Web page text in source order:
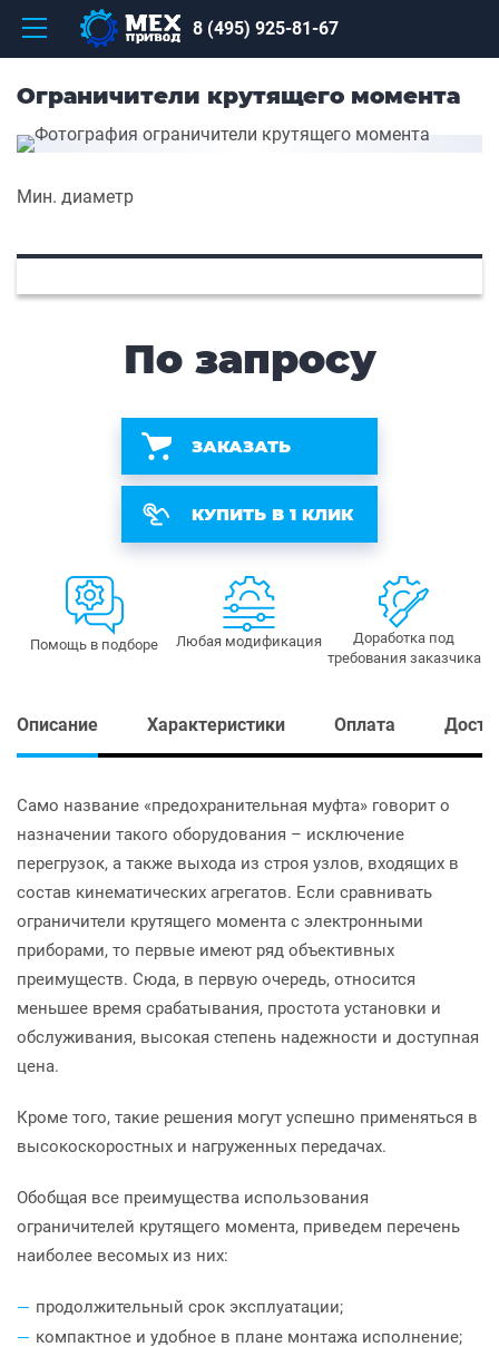
8 (495) 925-81-67
Ограничители крутящего момента
Мин. диаметр
По запросу
ЗАКАЗАТЬ
КУПИТЬ В 1 КЛИК
Помощь в подборе Любая модификация
Доработка под
требования заказчика
Описание Характеристики Оплата
Само название «предохранительная муфта» говорит о
назначении такого оборудования – исключение
перегрузок, а также выхода из строя узлов, входящих в
состав кинематических агрегатов. Если сравнивать
ограничители крутящего момента с электронными
приборами, то первые имеют ряд объективных
преимуществ. Сюда, в первую очередь, относится
меньшее время срабатывания, простота установки и
обслуживания, высокая степень надежности и доступная
цена.
Кроме того, такие решения могут успешно применяться в
высокоскоростных и нагруженных передачах.
Обобщая все преимущества использования
ограничителей крутящего момента, приведем перечень
наиболее весомых из них:
продолжительный срок эксплуатации;
компактное и удобное в плане монтажа исполнение;